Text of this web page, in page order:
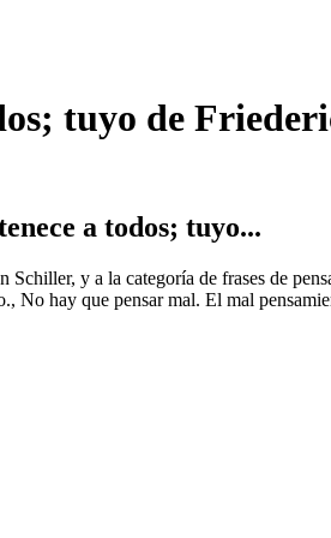
tuyo de
a todos; tuyo...
y a la categoría de frases de
hay que pensar mal. El mal